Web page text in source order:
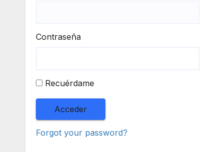
Contraseña
Recuérdame
Forgot your password?